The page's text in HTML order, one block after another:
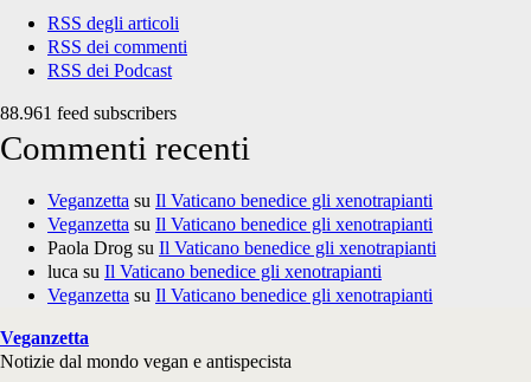
RSS degli articoli
RSS dei commenti
RSS dei Podcast
88.961 feed subscribers
Commenti recenti
Veganzetta su Il Vaticano benedice gli xenotrapianti
Veganzetta su Il Vaticano benedice gli xenotrapianti
Paola Drog su Il Vaticano benedice gli xenotrapianti
luca su Il Vaticano benedice gli xenotrapianti
Veganzetta su Il Vaticano benedice gli xenotrapianti
Veganzetta
Notizie dal mondo vegan e antispecista